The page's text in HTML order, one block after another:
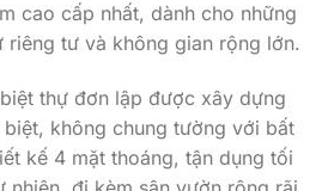
cao cấp nhất, dành cho những
riêng tư và không gian rộng lớn.
thự đơn lập được xây dựng
không chung tường với bất
kế 4 mặt thoáng, tận dụng tối